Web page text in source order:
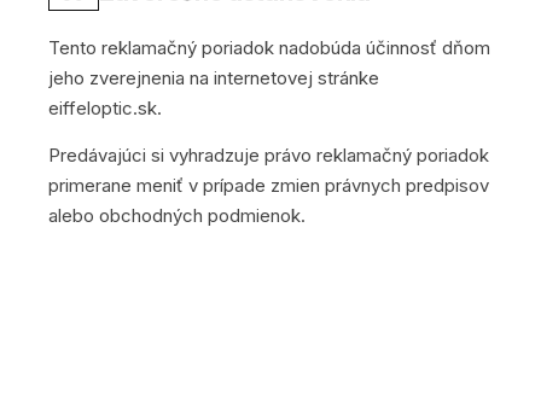
Tento reklamačný poriadok nadobúda účinnosť dňom
jeho zverejnenia na internetovej stránke
eiffeloptic.sk.
Predávajúci si vyhradzuje právo reklamačný poriadok
primerane meniť v prípade zmien právnych predpisov
alebo obchodných podmienok.